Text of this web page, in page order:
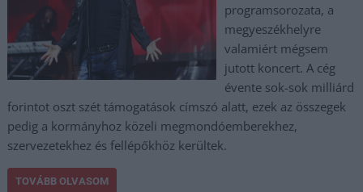
programsorozata, a
megyeszékhelyre
valamiért mégsem
jutott koncert. A cég
évente sok-sok milliárd
forintot oszt szét támogatások címszó alatt, ezek az összegek
pedig a kormányhoz közeli megmondóemberekhez,
szervezetekhez és fellépőkhöz kerültek.
TOVÁBB OLVASOM